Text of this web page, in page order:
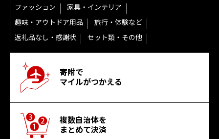
ファッション
家具・インテリア
趣味・アウトドア用品
旅行・体験など
返礼品なし・感謝状
セット類・その他
寄附で
マイルがつかえる
複数自治体を
まとめて決済